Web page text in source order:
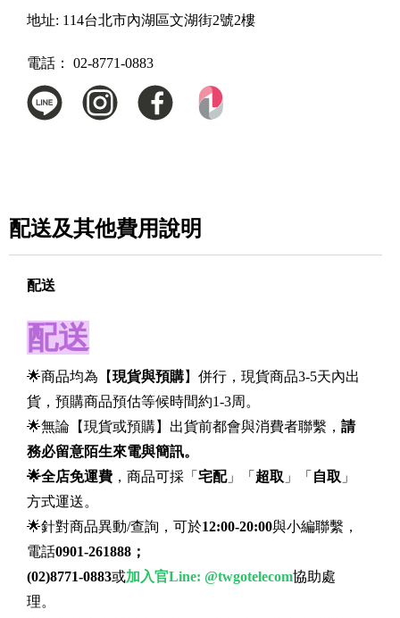
地址: 114台北市內湖區文湖街2號2樓
電話： 02-8771-0883
配送及其他費用說明
配送
配送
🌟商品均為【現貨與預購】併行，現貨商品3-5天內出
貨，預購商品預估等候時間約1-3周。
🌟無論【現貨或預購】出貨前都會與消費者聯繫， 請
務必留意陌生來電與簡訊。
🌟全店免運費 ，商品可採「 宅配」「 超取 」「 自取 」
方式運送。
🌟針對商品異動/查詢，可於12:00-20:00與小編聯繫，
電話0901-261888；
(02)8771-0883或加入官Line: @twgotelecom協助處
理。